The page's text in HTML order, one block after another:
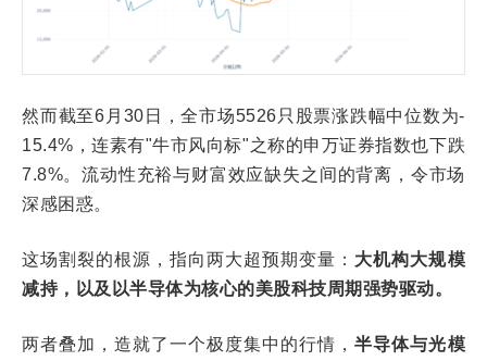
然而截至6月30日，全市场5526只股票涨跌幅中位数为-
15.4%，连素有"牛市风向标"之称的申万证券指数也下跌
7.8%。流动性充裕与财富效应缺失之间的背离，令市场
深感困惑。
这场割裂的根源，指向两大超预期变量： 大机构大规模
减持，以及以半导体为核心的美股科技周期强势驱动。
两者叠加，造就了一个极度集中的行情，半导体与光模